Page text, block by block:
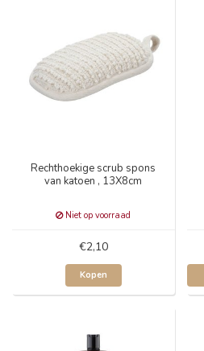
Rechthoekige scrub spons
van katoen , 13X8cm
Niet op voorraad
€2,10
Kopen